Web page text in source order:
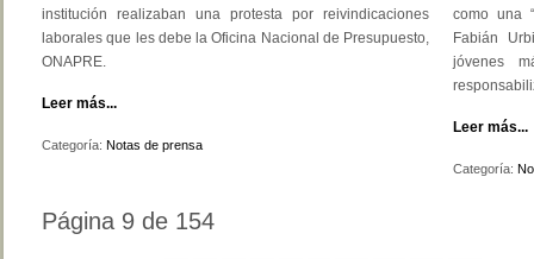
institución realizaban una protesta por reivindicaciones
laborales que les debe la Oficina Nacional de Presupuesto,
ONAPRE.
Leer más...
Categoría: Notas de prensa
como una
Fabián
jóvenes
Leer más...
Categoría:
Página 9 de 154